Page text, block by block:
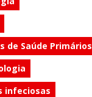
de Saúde Primários
infeciosas